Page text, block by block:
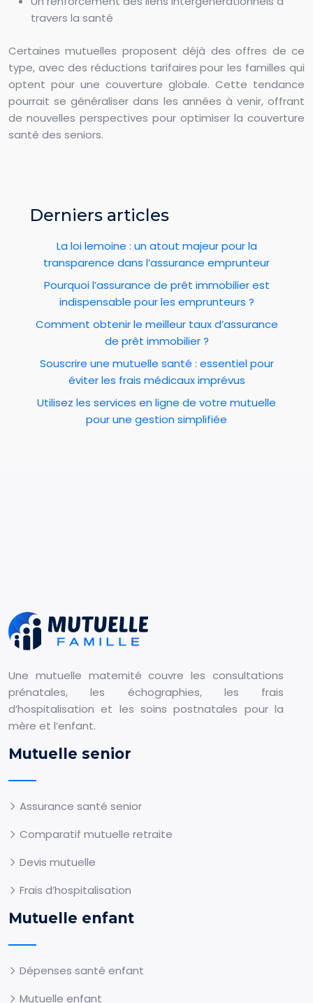
travers la santé
Certaines mutuelles proposent déjà des offres de ce
type, avec des réductions tarifaires pour les familles qui
optent pour une couverture globale. Cette tendance
pourrait se généraliser dans les années à venir, offrant
de nouvelles perspectives pour optimiser la couverture
santé des seniors.
Derniers articles
La loi lemoine : un atout majeur pour la
transparence dans l’assurance emprunteur
Pourquoi l’assurance de prêt immobilier est
indispensable pour les emprunteurs ?
Comment obtenir le meilleur taux d’assurance
de prêt immobilier ?
Souscrire une mutuelle santé : essentiel pour
éviter les frais médicaux imprévus
Utilisez les services en ligne de votre mutuelle
pour une gestion simplifiée
Une mutuelle maternité couvre les consultations
prénatales, les échographies, les frais
d’hospitalisation et les soins postnatales pour la
mère et l’enfant.
Mutuelle senior
Assurance santé senior
Comparatif mutuelle retraite
Devis mutuelle
Frais d’hospitalisation
Mutuelle enfant
Dépenses santé enfant
Mutuelle enfant